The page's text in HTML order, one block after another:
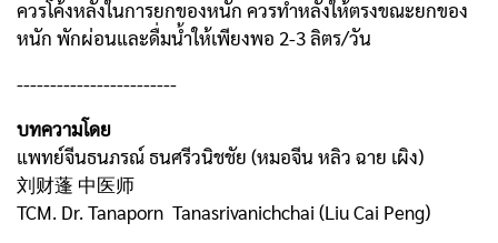
ควรโค้งหลังในการยกของหนัก ควรทำหลังให้ตรงขณะยกของ
หนัก พักผ่อนและดื่มน้ำให้เพียงพอ 2-3 ลิตร/วัน
------------------------
บทความโดย
แพทย์จีนธนภรณ์ ธนศรีวนิชชัย (หมอจีน หลิว ฉาย เผิง)
刘财蓬 中医师
TCM. Dr. Tanaporn Tanasrivanichchai (Liu Cai Peng)